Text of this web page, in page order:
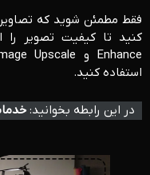
فقط مطمئن شوید که
استفاده کنید.
در این رابطه بخوانید: